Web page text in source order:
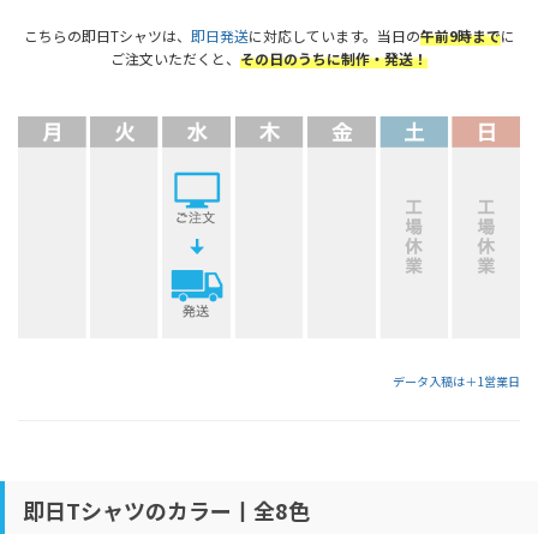
こちらの即日Tシャツは、 即日発送に対応しています。当日の午前9時までに
ご注文いただくと、 その日のうちに制作・発送！
データ入稿は＋1営業日
即日Tシャツのカラー丨全8色